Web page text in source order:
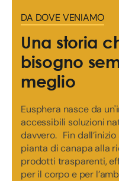
DA DOVE VENIAMO
Una storia
bisogno
meglio
Eusphera nasce da
accessibili soluzioni
davvero. Fin
pianta di canapa alla
prodotti trasparenti,
per il corpo e per